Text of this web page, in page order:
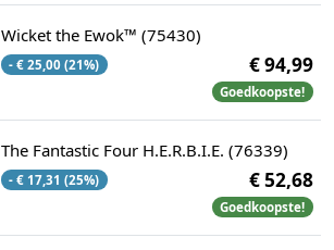
Wicket the Ewok™ (75430)
- € 25,00 (21%) € 94,99
Goedkoopste!
The Fantastic Four H.E.R.B.I.E. (76339)
- € 17,31 (25%) € 52,68
Goedkoopste!